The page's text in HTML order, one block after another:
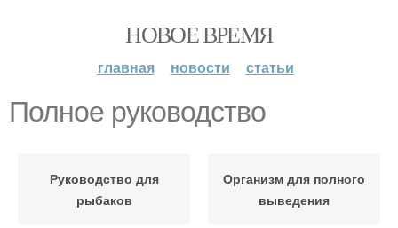
НОВОЕ ВРЕМЯ
главная новости статьи
Полное руководство
Руководство для
рыбаков
Организм для полного
выведения